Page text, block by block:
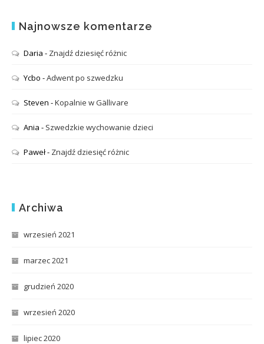
Najnowsze komentarze
Daria - Znajdź dziesięć różnic
Ycbo -Adwent po szwedzku
Steven -Kopalnie w Gällivare
Ania - Szwedzkie wychowanie dzieci
Paweł- Znajdź dziesięć różnic
Archiwa
wrzesień 2021
marzec 2021
grudzień 2020
wrzesień 2020
lipiec 2020